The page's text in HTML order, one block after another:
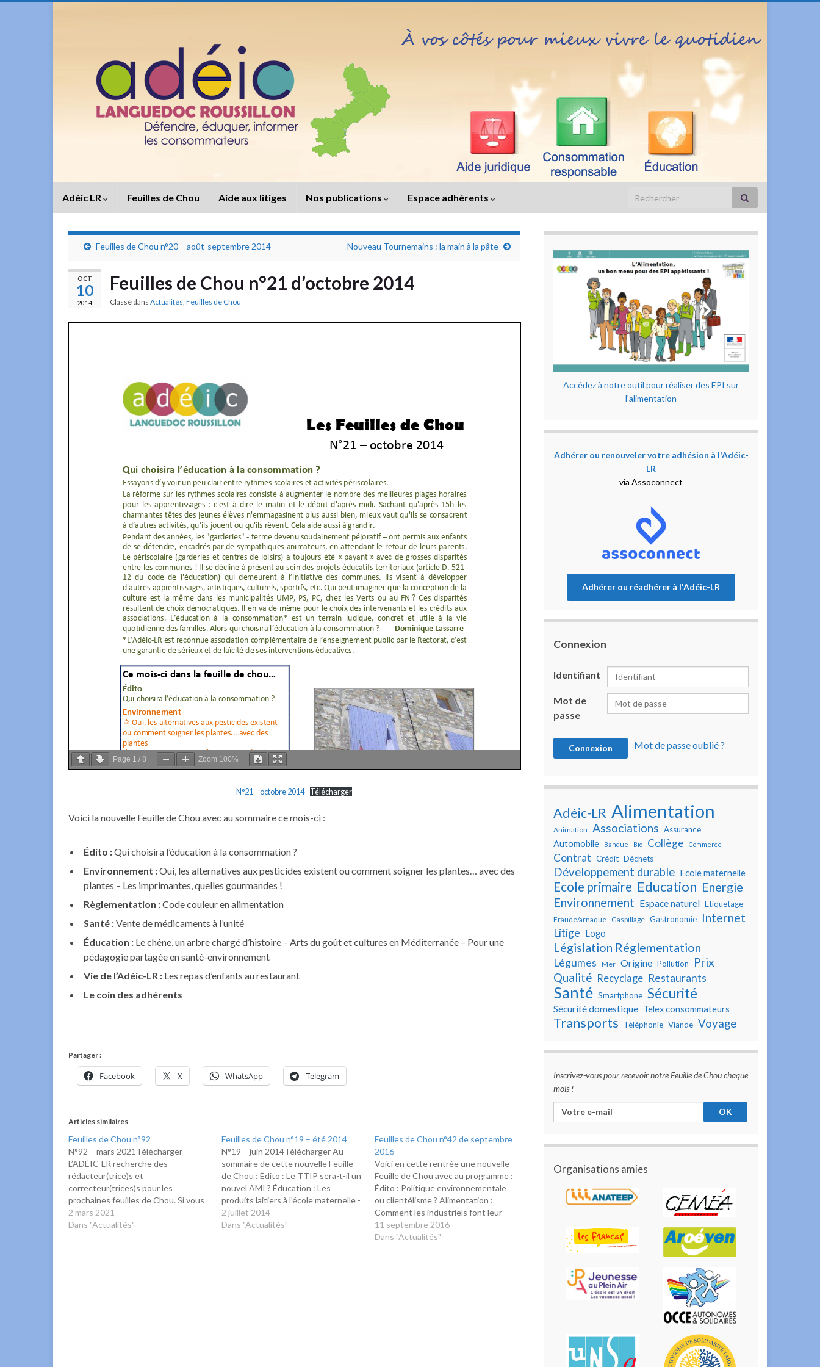
Adéic LR Feuilles de Chou Aide aux litiges Nos publications Espace adhérents Search for:
Feuilles de Chou n°20 – août-septembre 2014 Nouveau Tournemains : la main à la pâte
OCT
10
2014
Feuilles de Chou n°21 d’octobre 2014
Classé dans Actualités, Feuilles de Chou
Page 1 / 8 Zoom 100%
N°21 – octobre 2014 Télécharger
Voici la nouvelle Feuille de Chou avec au sommaire ce mois-ci :
Édito :Qui choisira l’éducation à la consommation ?
Environnement :Oui, les alternatives aux pesticides existent ou comment soigner les plantes… avec des
plantes – Les imprimantes, quelles gourmandes !
Règlementation :Code couleur en alimentation
Santé :Vente de médicaments à l’unité
Éducation : Le chêne, un arbre chargé d’histoire – Arts du goût et cultures en Méditerranée – Pour une
pédagogie partagée en santé-environnement
Vie de l’Adéic-LR : Les repas d’enfants au restaurant
Le coin des adhérents
Partager :
Facebook X WhatsApp Telegram
Articles similaires
Feuilles de Chou n°92
N°92 – mars 2021Télécharger
L’ADÉIC-LR recherche des
rédacteur(trice)s et
correcteur(trices)s pour les
prochaines feuilles de Chou. Si vous
êtes intéressé(e), merci de prendre
contact avec nous.
2 mars 2021
Dans "Actualités"
Feuilles de Chou n°19 – été 2014
N°19 – juin 2014Télécharger Au
sommaire de cette nouvelle Feuille
de Chou : Édito : Le TTIP sera-t-il un
nouvel AMI ? Éducation : Les
produits laitiers à l'école maternelle -
Cross du collège avec bar à fruits
Santé : Boissons énergétiques : oui !
2 juillet 2014
Dans "Actualités"
Feuilles de Chou n°42 de septembre
2016
Voici en cette rentrée une nouvelle
Feuille de Chou avec au programme :
Édito : Politique environnementale
ou clientélisme ? Alimentation :
Comment les industriels font leur
beurre avec le lait. N’en faites pas
tout un fromage…La ferme usine des
11 septembre 2016
Dans "Actualités"
Accédez à notre outil pour réaliser des EPI sur
l'alimentation
Adhérer ou renouveler votre adhésion à l'Adéic-
LR
via Assoconnect
Adhérer ou réadhérer à l'Adéic-LR
Connexion
Identifiant
Mot de
passe
Mot de passe oublié ?
Adéic-LR Alimentation
Animation Associations Assurance
Automobile Banque Bio Collège Commerce
Contrat Crédit Déchets
Développement durable Ecole maternelle
Ecole primaire Education Energie
Environnement Espace naturel Etiquetage
Fraude/arnaque Gaspillage Gastronomie Internet
Litige Logo
Législation Réglementation
Légumes Mer Origine Pollution Prix
Qualité Recyclage Restaurants
Santé Smartphone Sécurité
Sécurité domestique Telex consommateurs
Transports Téléphonie Viande Voyage
Inscrivez-vous pour recevoir notre Feuille de Chou chaque
mois !
Organisations amies